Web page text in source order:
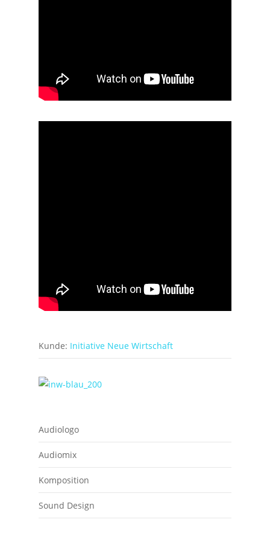
Kunde: Initiative Neue Wirtschaft
Audiologo
Audiomix
Komposition
Sound Design